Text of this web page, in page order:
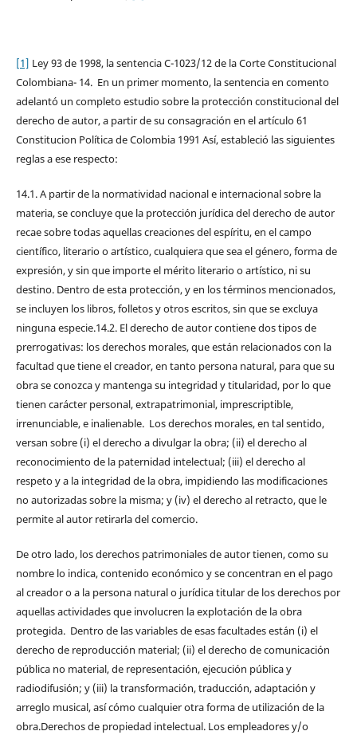
[1] Ley 93 de 1998, la sentencia C-1023/12 de la Corte Constitucional
Colombiana- 14. En un primer momento, la sentencia en comento
adelantó un completo estudio sobre la protección constitucional del
derecho de autor, a partir de su consagración en el artículo 61
Constitucion Política de Colombia 1991 Así, estableció las siguientes
reglas a ese respecto:
14.1. A partir de la normatividad nacional e internacional sobre la
materia, se concluye que la protección jurídica del derecho de autor
recae sobre todas aquellas creaciones del espíritu, en el campo
científico, literario o artístico, cualquiera que sea el género, forma de
expresión, y sin que importe el mérito literario o artístico, ni su
destino. Dentro de esta protección, y en los términos mencionados,
se incluyen los libros, folletos y otros escritos, sin que se excluya
ninguna especie.14.2. El derecho de autor contiene dos tipos de
prerrogativas: los derechos morales, que están relacionados con la
facultad que tiene el creador, en tanto persona natural, para que su
obra se conozca y mantenga su integridad y titularidad, por lo que
tienen carácter personal, extrapatrimonial, imprescriptible,
irrenunciable, e inalienable. Los derechos morales, en tal sentido,
versan sobre (i) el derecho a divulgar la obra; (ii) el derecho al
reconocimiento de la paternidad intelectual; (iii) el derecho al
respeto y a la integridad de la obra, impidiendo las modificaciones
no autorizadas sobre la misma; y (iv) el derecho al retracto, que le
permite al autor retirarla del comercio.
De otro lado, los derechos patrimoniales de autor tienen, como su
nombre lo indica, contenido económico y se concentran en el pago
al creador o a la persona natural o jurídica titular de los derechos por
aquellas actividades que involucren la explotación de la obra
protegida. Dentro de las variables de esas facultades están (i) el
derecho de reproducción material; (ii) el derecho de comunicación
pública no material, de representación, ejecución pública y
radiodifusión; y (iii) la transformación, traducción, adaptación y
arreglo musical, así cómo cualquier otra forma de utilización de la
obra.Derechos de propiedad intelectual. Los empleadores y/o